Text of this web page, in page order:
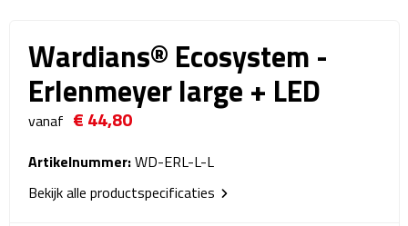
Reistassensets
Weekendtassen
Duffeltassen
Autotassen
Wardians® Ecosystem -
Erlenmeyer large + LED
vanaf € 44,80
Artikelnummer:WD-ERL-L-L
Bekijk alle productspecificaties